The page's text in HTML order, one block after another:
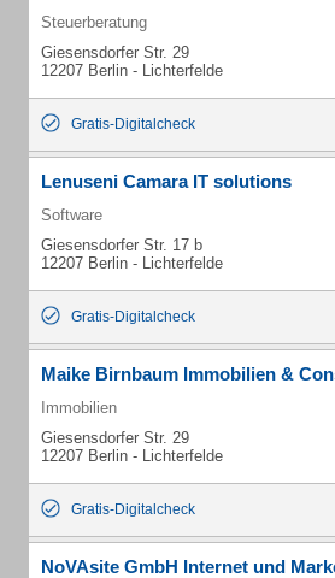
Steuerberatung
Giesensdorfer Str. 29
12207 Berlin - Lichterfelde
Gratis-Digitalcheck
Lenuseni Camara IT solutions
Software
Giesensdorfer Str. 17 b
12207 Berlin - Lichterfelde
Gratis-Digitalcheck
Maike Birnbaum Immobilien &
Immobilien
Giesensdorfer Str. 29
12207 Berlin - Lichterfelde
Gratis-Digitalcheck
NoVAsite GmbH Internet und